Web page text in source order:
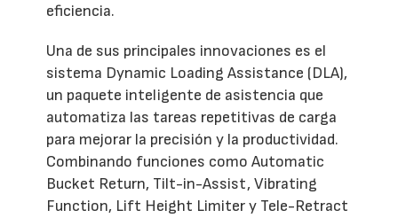
eficiencia.
Una de sus principales innovaciones es el
sistema Dynamic Loading Assistance (DLA),
un paquete inteligente de asistencia que
automatiza las tareas repetitivas de carga
para mejorar la precisión y la productividad.
Combinando funciones como Automatic
Bucket Return, Tilt-in-Assist, Vibrating
Function, Lift Height Limiter y Tele-Retract